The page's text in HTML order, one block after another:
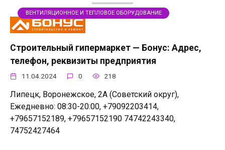
ВЕНТИЛЯЦИОННОЕ И ТЕПЛОВОЕ ОБОРУДОВАНИЕ
Строительный гипермаркет — Бонус: Адрес,
телефон, реквизиты предприятия
11.04.2024 0 218
Липецк, Воронежское, 2А (Советский округ),
Ежедневно: 08:30-20:00, +79092203414,
+79657152189, +79657152190 74742243340,
74752427464